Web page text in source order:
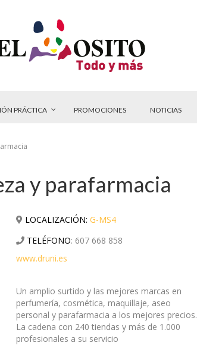
PRÁCTICA PROMOCIONES NOTICIAS
y parafarmacia
LOCALIZACIÓN: G-MS4
TELÉFONO: 607 668 858
www.druni.es
Un amplio surtido y las mejores marcas en
perfumería, cosmética, maquillaje, aseo
personal y parafarmacia a los mejores precios.
La cadena con 240 tiendas y más de 1.000
profesionales a su servicio